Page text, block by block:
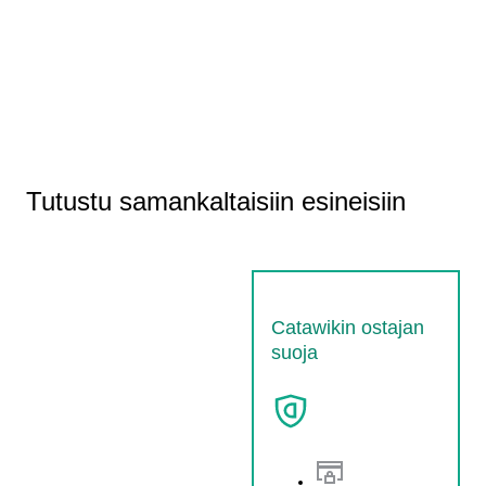
Tutustu samankaltaisiin esineisiin
Catawikin ostajan
suoja